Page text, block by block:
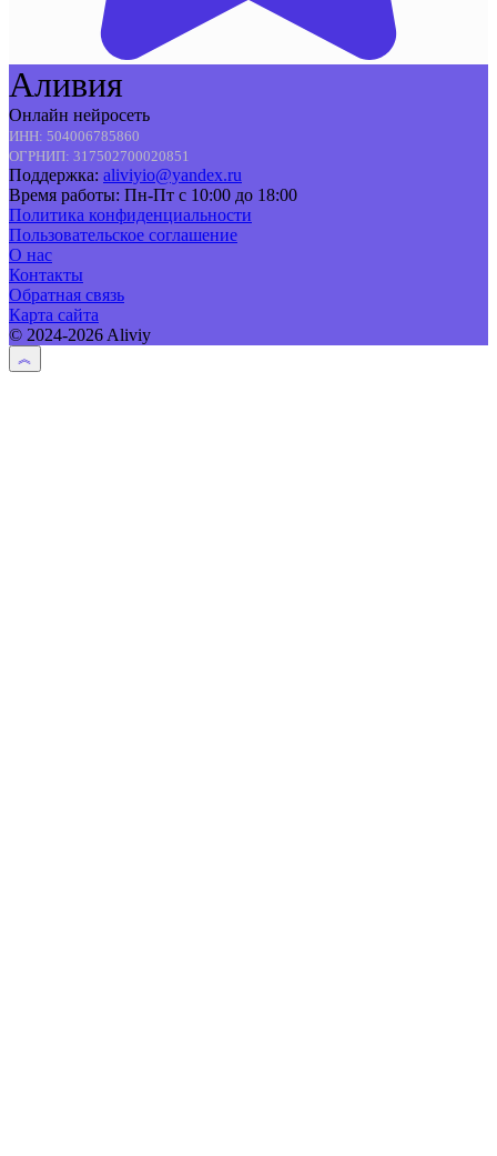
Аливия
Онлайн нейросеть
ИНН: 504006785860
ОГРНИП: 317502700020851
Поддержка: aliviyio@yandex.ru
Время работы: Пн-Пт с 10:00 до 18:00
Политика конфиденциальности
Пользовательское соглашение
О нас
Контакты
Обратная связь
Карта сайта
© 2024-2026 Aliviy